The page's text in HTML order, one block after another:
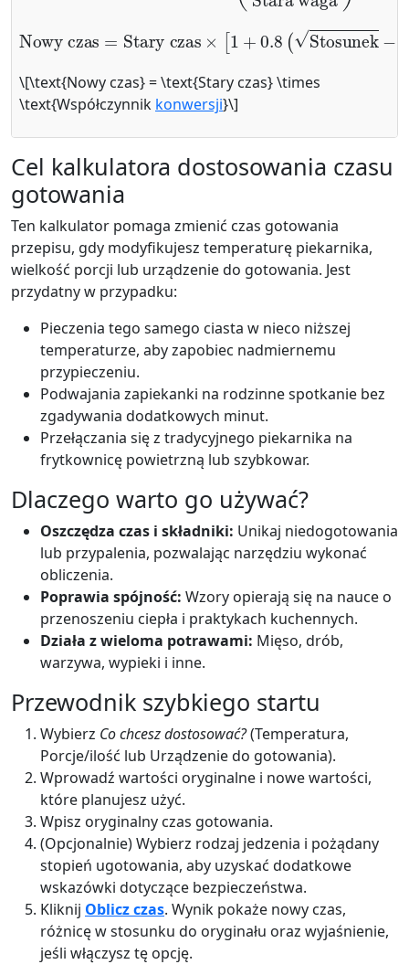
Nowy czas Stary czas 1+ 0.8 Stosunek−1)]
\[\text{Nowy czas} = \text{Stary czas} \times
\text{Współczynnik konwersji}\]
Cel kalkulatora dostosowania czasu
gotowania
Ten kalkulator pomaga zmienić czas gotowania
przepisu, gdy modyfikujesz temperaturę piekarnika,
wielkość porcji lub urządzenie do gotowania. Jest
przydatny w przypadku:
Pieczenia tego samego ciasta w nieco niższej
temperaturze, aby zapobiec nadmiernemu
przypieczeniu.
Podwajania zapiekanki na rodzinne spotkanie bez
zgadywania dodatkowych minut.
Przełączania się z tradycyjnego piekarnika na
frytkownicę powietrzną lub szybkowar.
Dlaczego warto go używać?
Oszczędza czas i składniki: Unikaj niedogotowania
lub przypalenia, pozwalając narzędziu wykonać
obliczenia.
Poprawia spójność: Wzory opierają się na nauce o
przenoszeniu ciepła i praktykach kuchennych.
Działa z wieloma potrawami: Mięso, drób,
warzywa, wypieki i inne.
Przewodnik szybkiego startu
Wybierz Co chcesz dostosować?(Temperatura,
Porcje/ilość lub Urządzenie do gotowania).
Wprowadź wartości oryginalne i nowe wartości,
które planujesz użyć.
Wpisz oryginalny czas gotowania.
(Opcjonalnie) Wybierz rodzaj jedzenia i pożądany
stopień ugotowania, aby uzyskać dodatkowe
wskazówki dotyczące bezpieczeństwa.
Kliknij Oblicz czas. Wynik pokaże nowy czas,
różnicę w stosunku do oryginału oraz wyjaśnienie,
jeśli włączysz tę opcję.